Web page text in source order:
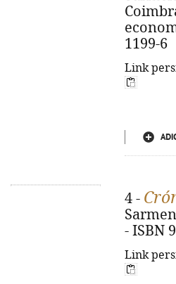
1199-6
Link
4 -
- ISBN
Link